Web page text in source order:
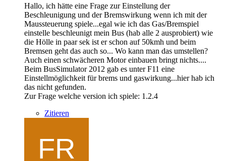
Hallo, ich hätte eine Frage zur Einstellung der
Beschleunigung und der Bremswirkung wenn ich mit der
Maussteuerung spiele...egal wie ich das Gas/Bremspiel
einstelle beschleunigt mein Bus (hab alle 2 ausprobiert) wie
die Hölle in paar sek ist er schon auf 50kmh und beim
Bremsen geht das auch so... Wo kann man das umstellen?
Auch einen schwächeren Motor einbauen bringt nichts....
Beim BusSimulator 2012 gab es unter F11 eine
Einstellmöglichkeit für brems und gaswirkung...hier hab ich
das nicht gefunden.
Zur Frage welche version ich spiele: 1.2.4
Zitieren